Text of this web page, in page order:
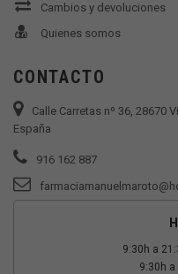
Cambios y devoluciones
Quienes somos
CONTACTO
Calle Carretas nº 36, 28670
España
916 162 887
9:30h a
9:30h a